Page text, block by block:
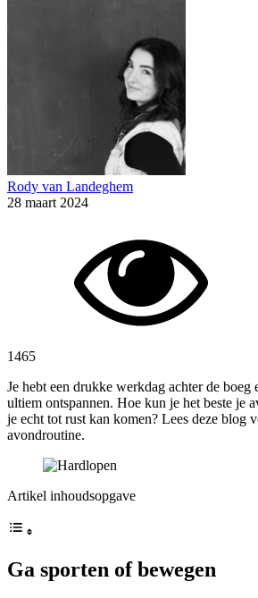
Rody van Landeghem
28 maart 2024
1465
Je hebt een drukke werkdag achter de
ultiem ontspannen. Hoe kun je het beste je
je echt tot rust kan komen? Lees deze blog
avondroutine.
Artikel inhoudsopgave
Ga sporten of bewegen